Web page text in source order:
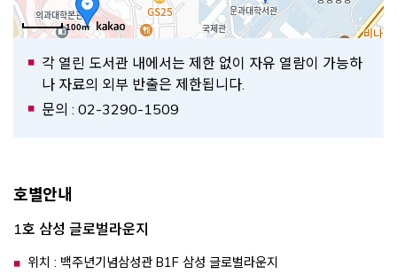
2호 미디어관
3호 창업카페
6호 생명과학대학
11호 공과대
100m Opens a new window
각 열린 도서관 내에서는 제한 없이 자유 열람이 가능하
나 자료의 외부 반출은 제한됩니다.
문의 : 02-3290-1509
호별안내
1호 삼성 글로벌라운지
위치 : 백주년기념삼성관 B1F 삼성 글로벌라운지